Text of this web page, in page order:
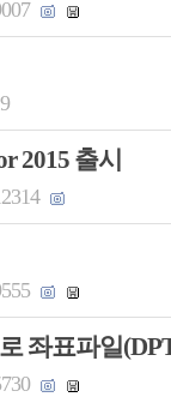
2015 출시
좌표파일